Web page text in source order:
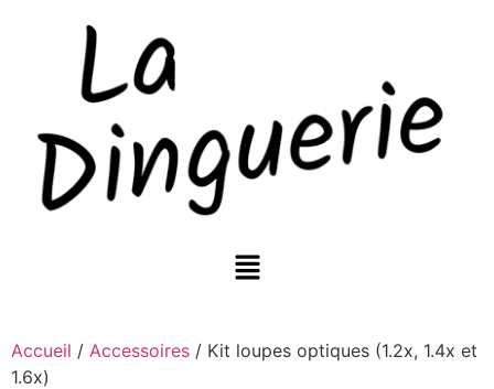
Accueil / Accessoires / Kit loupes optiques (1.2x, 1.4x et
1.6x)